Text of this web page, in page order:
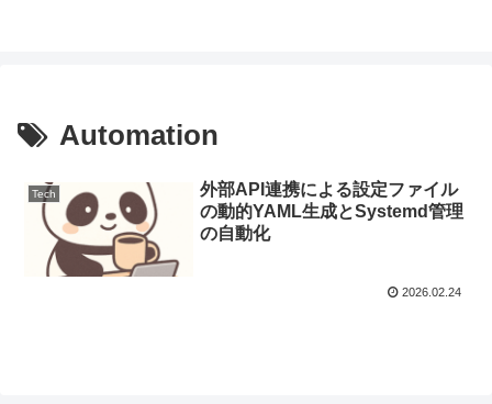
Automation
Tech
外部API連携による設定ファイル
の動的YAML生成とSystemd管理
の自動化
2026.02.24